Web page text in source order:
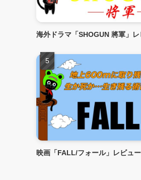
海外ドラマ「SHOGUN 將軍」
映画「FALL/フォール」レビュー